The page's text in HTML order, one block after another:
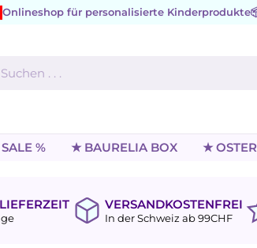
Onlineshop für personalisierte Kinderprodukte
% ★ BAURELIA BOX ★
VERSANDKOSTENFREI
In der Schweiz ab 99CHF